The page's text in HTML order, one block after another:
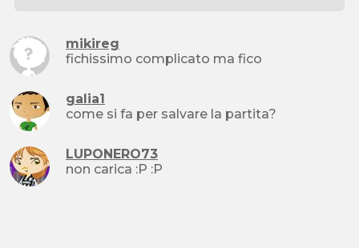
mikireg
fichissimo complicato ma fico
galia1
come si fa per salvare la partita?
LUPONERO73
non carica :P :P